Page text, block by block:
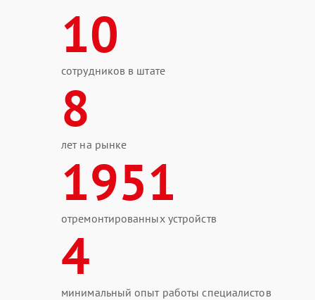
10
сотрудников в штате
8
лет на рынке
1951
отремонтированных устройств
4
минимальный опыт работы специалистов